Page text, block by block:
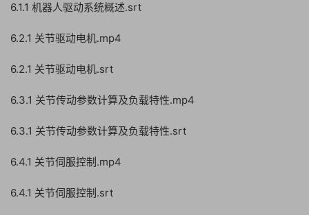
6.1.1 机器人驱动系统概述.srt
6.2.1 关节驱动电机.mp4
6.2.1 关节驱动电机.srt
6.3.1 关节传动参数计算及负载特性.mp4
6.3.1 关节传动参数计算及负载特性.srt
6.4.1 关节伺服控制.mp4
6.4.1 关节伺服控制.srt